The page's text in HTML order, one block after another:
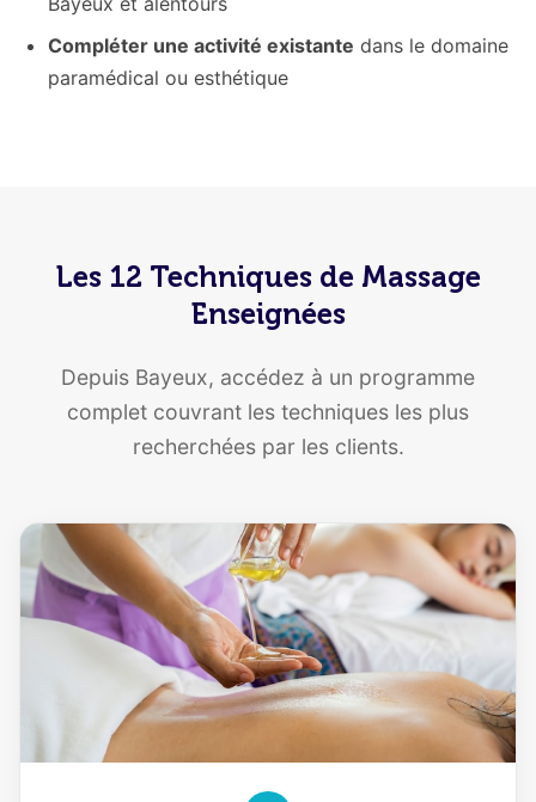
Compléter une activité existante dans le domaine
paramédical ou esthétique
Les 12 Techniques de Massage
Enseignées
Depuis Bayeux, accédez à un programme
complet couvrant les techniques les plus
recherchées par les clients.